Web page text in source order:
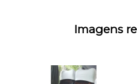
Imagens